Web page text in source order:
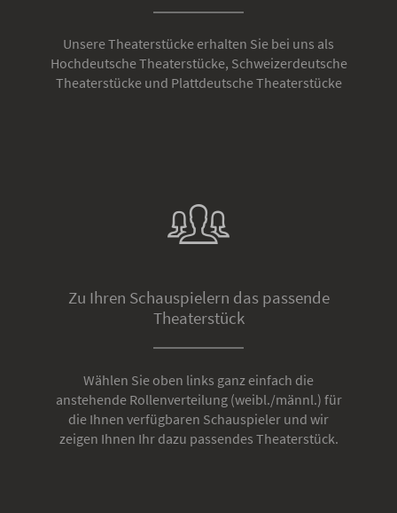
Unsere Theaterstücke erhalten Sie bei uns als
Hochdeutsche Theaterstücke, Schweizerdeutsche
Theaterstücke und Plattdeutsche Theaterstücke
Zu Ihren Schauspielern das passende
Theaterstück
Wählen Sie oben links ganz einfach die
anstehende Rollenverteilung (weibl./männl.) für
die Ihnen verfügbaren Schauspieler und wir
zeigen Ihnen Ihr dazu passendes Theaterstück.